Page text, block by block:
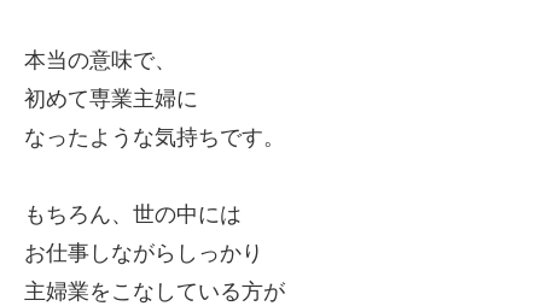
本当の意味で、
初めて専業主婦に
なったような気持ちです。
もちろん、 世の中には
お仕事しながらしっかり
主婦業をこなしている方が